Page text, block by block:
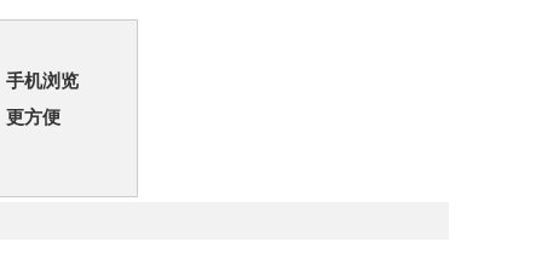
手机浏览
更方便